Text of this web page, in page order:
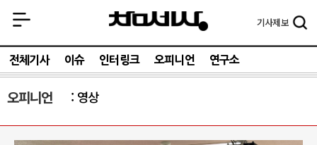
기사제보
전체기사 이슈 인터링크 오피니언 연구소
오피니언 영상